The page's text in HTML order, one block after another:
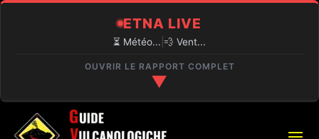
ETNA LIVE
⏳ Météo... 💨 Vent...
OUVRIR LE RAPPORT COMPLET
▼
🔍 CONDITIONS EN TEMPS RÉEL